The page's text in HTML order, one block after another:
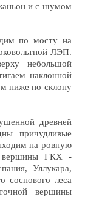
и с шумом
по мосту на
ЛЭП.
небольшой
наклонной
ниже по склону
древней
причудливые
на ровную
вершины ГКХ -
Уллукара,
соснового леса
вершины